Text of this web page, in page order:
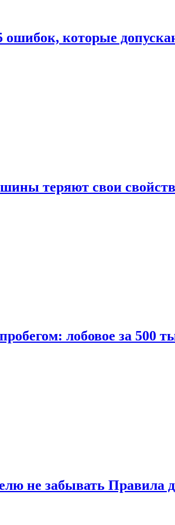
ошибок, которые
теряют свои
лобовое за 500
не забывать Правила